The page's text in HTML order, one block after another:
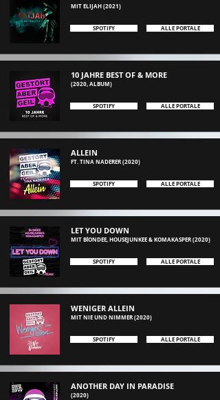
MIT ELIJAH (2021)
SPOTIFY ALLE PORTALE
10 JAHRE BEST OF & MORE
(2020, ALBUM)
SPOTIFY ALLE PORTALE
ALLEIN
FT. TINA NADERER (2020)
SPOTIFY ALLE PORTALE
LET YOU DOWN
MIT BlONDEE, HOUSEJUNKEE &KOMAKASPER(2020)
SPOTIFY ALLE PORTALE
WENIGER ALLEIN
MIT NIE UND NIMMER (2020)
SPOTIFY ALLE PORTALE
ANOTHER DAY IN PARADISE
(2020)